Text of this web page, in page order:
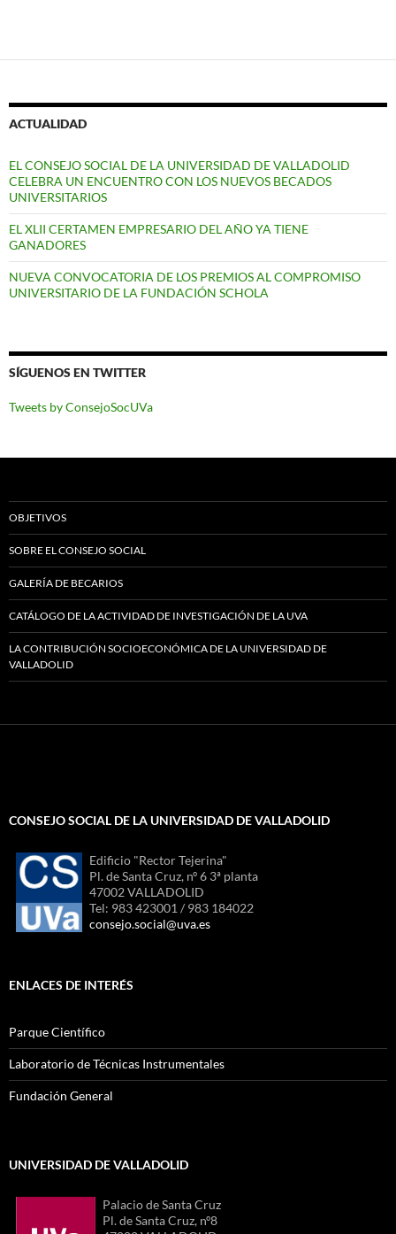
ACTUALIDAD
EL CONSEJO SOCIAL DE LA UNIVERSIDAD DE VALLADOLID
CELEBRA UN ENCUENTRO CON LOS NUEVOS BECADOS
UNIVERSITARIOS
EL XLII CERTAMEN EMPRESARIO DEL AÑO YA TIENE
GANADORES
NUEVA CONVOCATORIA DE LOS PREMIOS AL COMPROMISO
UNIVERSITARIO DE LA FUNDACIÓN SCHOLA
SÍGUENOS EN TWITTER
Tweets by ConsejoSocUVa
OBJETIVOS
SOBRE EL CONSEJO SOCIAL
GALERÍA DE BECARIOS
CATÁLOGO DE LA ACTIVIDAD DE INVESTIGACIÓN DE LA UVA
LA CONTRIBUCIÓN SOCIOECONÓMICA DE LA UNIVERSIDAD DE
VALLADOLID
CONSEJO SOCIAL DE LA UNIVERSIDAD DE VALLADOLID
Edificio "Rector Tejerina"
Pl. de Santa Cruz, nº 6 3ª planta
47002 VALLADOLID
Tel: 983 423001 / 983 184022
consejo.social@uva.es
ENLACES DE INTERÉS
Parque Científico
Laboratorio de Técnicas Instrumentales
Fundación General
UNIVERSIDAD DE VALLADOLID
Palacio de Santa Cruz
Pl. de Santa Cruz, nº8